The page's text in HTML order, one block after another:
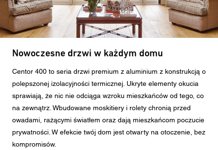
Nowoczesne drzwi w każdym domu
Centor 400 to seria drzwi premium z aluminium z konstrukcją o
polepszonej izolacyjności termicznej. Ukryte elementy okucia
sprawiają, że nic nie odciąga wzroku mieszkańców od tego, co
na zewnątrz. Wbudowane moskitiery i rolety chronią przed
owadami, rażącymi światłem oraz dają mieszkańcom poczucie
prywatności. W efekcie twój dom jest otwarty na otoczenie, bez
kompromisów.
Wiadomość
wysyłaniu spamu.